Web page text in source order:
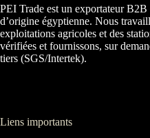
PEI Trade est un exportateur
d’origine égyptienne. Nous
exploitations agricoles et des
vérifiées et fournissons, sur
tiers (SGS/Intertek).
Liens importants